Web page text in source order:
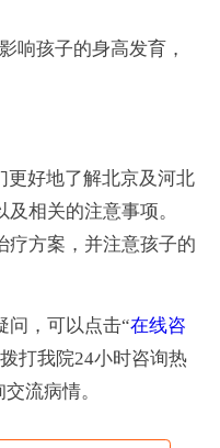
响孩子的身高发育，
好地了解北京及河北
相关的注意事项。
疗方案，并注意孩子的
问，可以点击“在线咨
打我院24小时咨询热
流病情。